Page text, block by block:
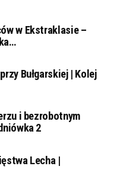
w Ekstraklasie –
Bułgarskiej | Kolej
i bezrobotnym
2
Lecha |